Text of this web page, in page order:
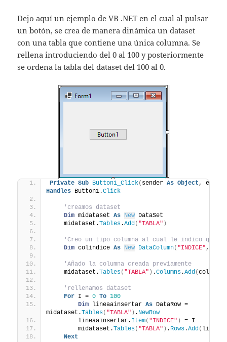
Dejo aquí un ejemplo de VB .NET en el cual al pulsar
un botón, se crea de manera dinámica un dataset
con una tabla que contiene una única columna. Se
rellena introduciendo del 0 al 100 y posteriormente
se ordena la tabla del dataset del 100 al 0.
Private Sub Button1_Click( sender As Object, e
Handles Button1.Click
'creamos dataset
Dim midataset As New DataSet
    midataset.
Tables.Add( "TABLA" )
'Creo un tipo columna al cual le indico que
Dim colindice As New DataColumn( "INDICE",
'Añado la columna creada previamente
    midataset.
Tables( "TABLA" ) .Columns.Add(
'rellenamos dataset
For I = 0 To 100
Dim lineaainsertar As DataRow =
midataset.Tables( "TABLA" ) . NewRow
        lineaainsertar.
Item( "INDICE" )
= I
        midataset.
Tables( "TABLA" ) . Rows.Add(
Next